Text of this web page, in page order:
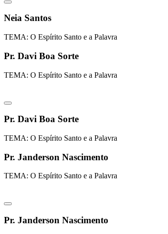
Neia Santos
TEMA: O Espírito Santo e a Palavra
Pr. Davi Boa Sorte
TEMA: O Espírito Santo e a Palavra
Pr. Davi Boa Sorte
TEMA: O Espírito Santo e a Palavra
Pr. Janderson Nascimento
TEMA: O Espírito Santo e a Palavra
Pr. Janderson Nascimento